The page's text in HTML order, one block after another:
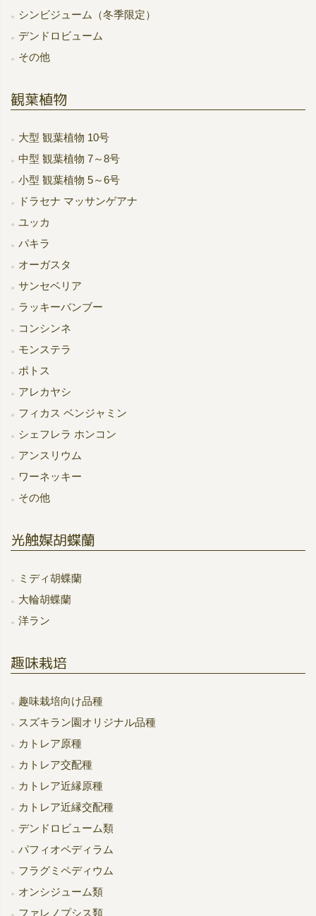
シンビジューム（冬季限定）
デンドロビューム
その他
観葉植物
大型 観葉植物 10号
中型 観葉植物 7～8号
小型 観葉植物 5～6号
ドラセナ マッサンゲアナ
ユッカ
パキラ
オーガスタ
サンセベリア
ラッキーバンブー
コンシンネ
モンステラ
ポトス
アレカヤシ
フィカス ベンジャミン
シェフレラ ホンコン
アンスリウム
ワーネッキー
その他
光触媒胡蝶蘭
ミディ胡蝶蘭
大輪胡蝶蘭
洋ラン
趣味栽培
趣味栽培向け品種
スズキラン園オリジナル品種
カトレア原種
カトレア交配種
カトレア近縁原種
カトレア近縁交配種
デンドロビューム類
パフィオペディラム
フラグミペディウム
オンシジューム類
ファレノプシス類